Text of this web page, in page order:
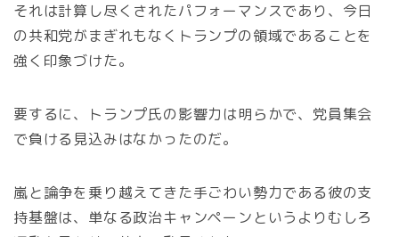
それは計算し尽くされたパフォーマンスであり、今日
の共和党がまぎれもなくトランプの領域であることを
強く印象づけた。
要するに、トランプ氏の影響力は明らかで、党員集会
で負ける見込みはなかったのだ。
嵐と論争を乗り越えてきた手ごわい勢力である彼の支
持基盤は、単なる政治キャンペーンというよりむしろ